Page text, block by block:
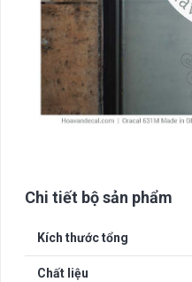
Chi tiết bộ sản phẩm
Kích thước tổng
Chất liệu